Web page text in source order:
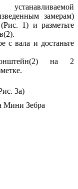
замерам)
1) и разметьте
с вала и достаньте
на 2
3а)